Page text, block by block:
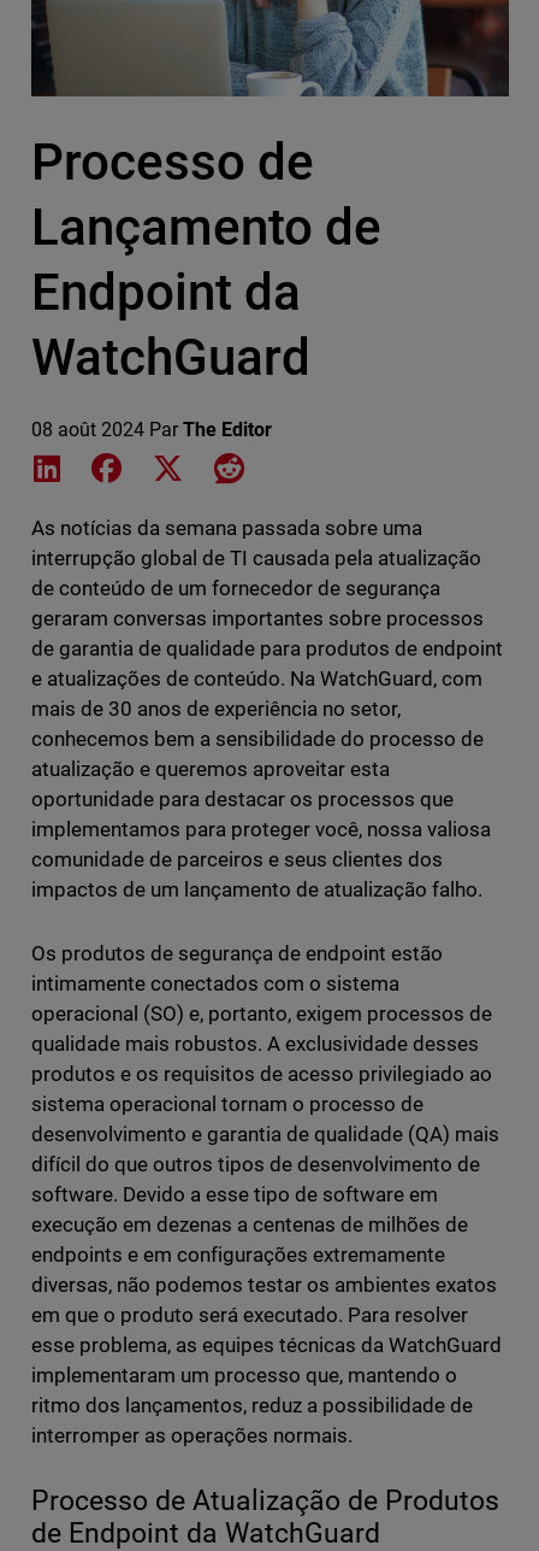
Processo de
Lançamento de
Endpoint da
WatchGuard
08 août 2024 Par The Editor
Share on LinkedIn
Share on Facebook
Share on XShare on Reddit
As notícias da semana passada sobre uma
interrupção global de TI causada pela atualização
de conteúdo de um fornecedor de segurança
geraram conversas importantes sobre processos
de garantia de qualidade para produtos de endpoint
e atualizações de conteúdo. Na WatchGuard, com
mais de 30 anos de experiência no setor,
conhecemos bem a sensibilidade do processo de
atualização e queremos aproveitar esta
oportunidade para destacar os processos que
implementamos para proteger você, nossa valiosa
comunidade de parceiros e seus clientes dos
impactos de um lançamento de atualização falho.
Os produtos de segurança de endpoint estão
intimamente conectados com o sistema
operacional (SO) e, portanto, exigem processos de
qualidade mais robustos. A exclusividade desses
produtos e os requisitos de acesso privilegiado ao
sistema operacional tornam o processo de
desenvolvimento e garantia de qualidade (QA) mais
difícil do que outros tipos de desenvolvimento de
software. Devido a esse tipo de software em
execução em dezenas a centenas de milhões de
endpoints e em configurações extremamente
diversas, não podemos testar os ambientes exatos
em que o produto será executado. Para resolver
esse problema, as equipes técnicas da WatchGuard
implementaram um processo que, mantendo o
ritmo dos lançamentos, reduz a possibilidade de
interromper as operações normais.
Processo de Atualização de Produtos
de Endpoint da WatchGuard